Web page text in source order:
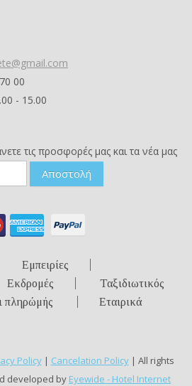
00
- 15.00
τις προσφορές μας και τα νέα μας
Αποστολή
Εμπειρίες
Εκδρομές
Ταξιδιωτικός
πληρώμής
Εταιρικά
Policy| Cancelation Policy| All rights
developed by Eyewide - Hotel Internet